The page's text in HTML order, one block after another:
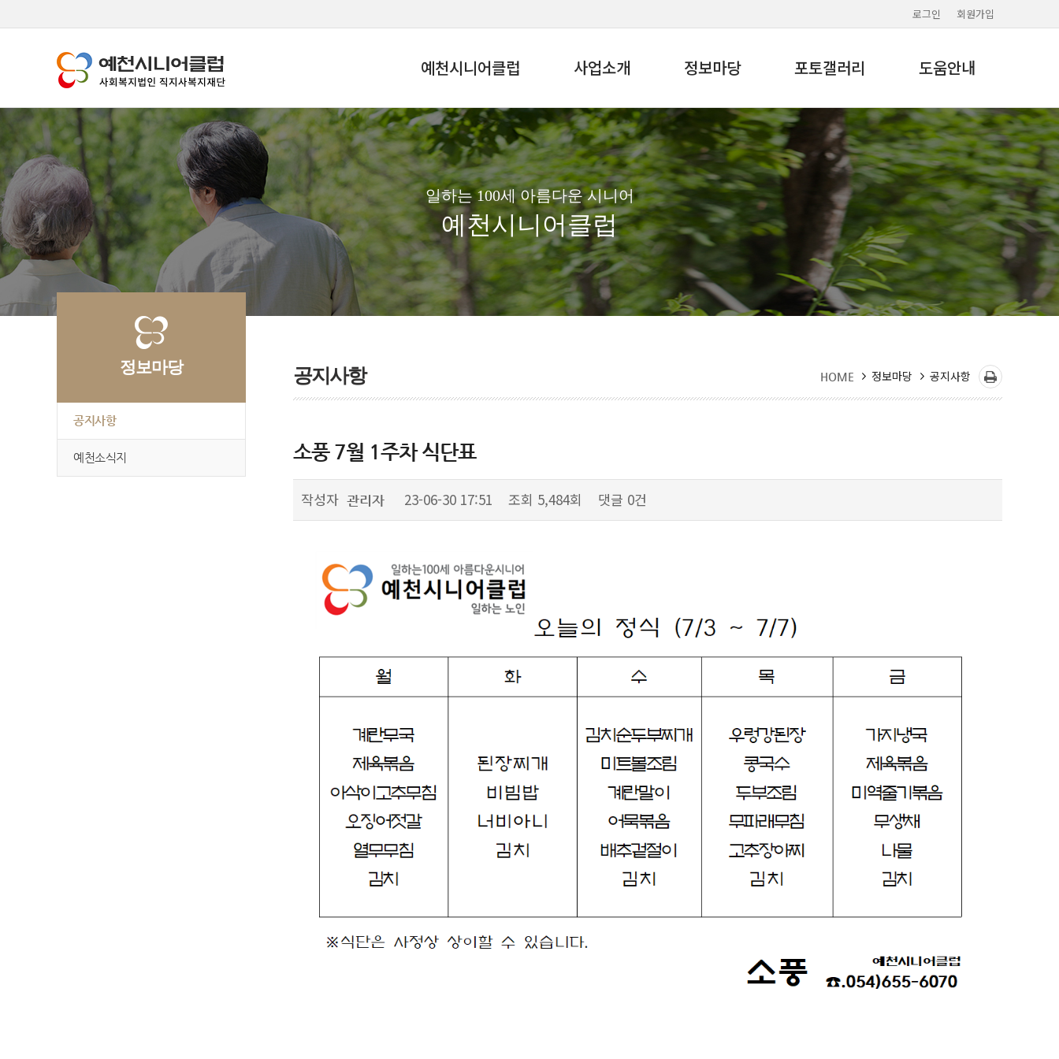
로그인 회원가입
예천시니어클럽 사업소개 정보마당 포토갤러리 도움안내
정보마당
공지사항
예천소식지
일하는 100세 아름다운 시니어
예천시니어클럽
공지사항 HOME 정보마당 공지사항
소풍 7월 1주차 식단표
작성자 관리자 23-06-30 17:51 조회 5,484회 댓글 0건